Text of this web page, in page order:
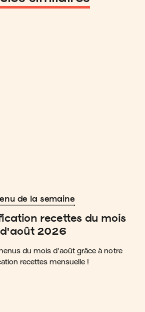
de la semaine
recettes du mois
d'août 2026
du mois d'août grâce à notre
recettes mensuelle !